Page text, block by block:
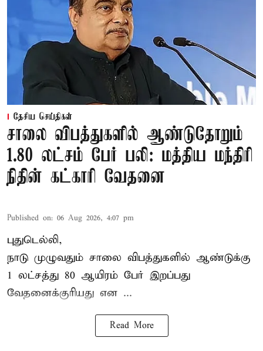
தேசிய செய்திகள்
சாலை விபத்துகளில் ஆண்டுதோறும்
1.80 லட்சம் பேர் பலி: மத்திய மந்திரி
நிதின் கட்காரி வேதனை
Published on: 06 Aug 2026, 4:07 pm
புதுடெல்லி,
நாடு முழுவதும் சாலை விபத்துகளில் ஆண்டுக்கு
1 லட்சத்து 80 ஆயிரம் பேர் இறப்பது
வேதனைக்குரியது என ...
Read More